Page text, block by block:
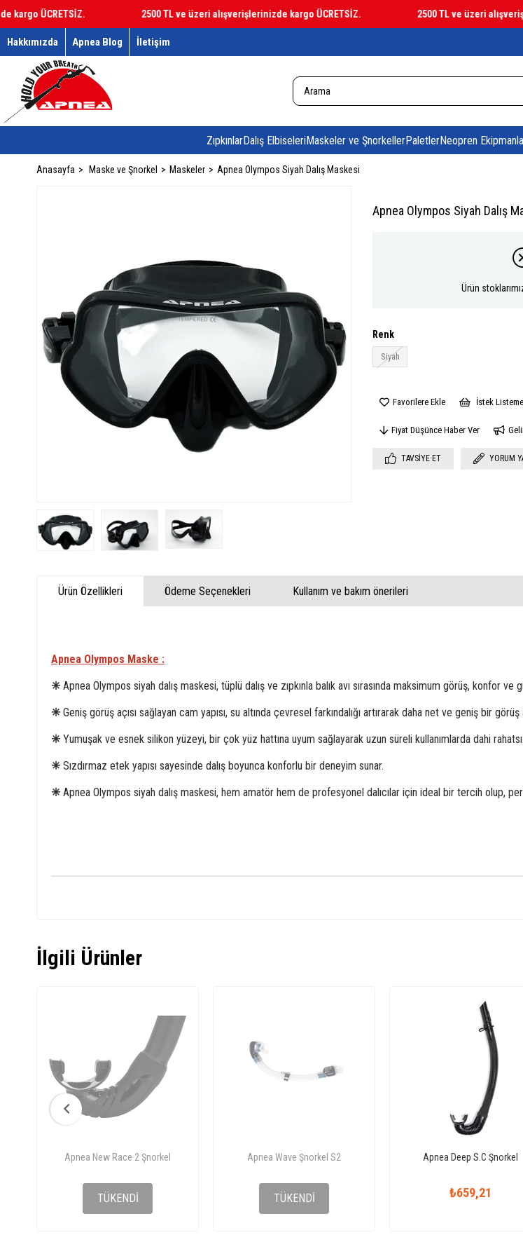
ÜCRETSİZ. 2500 TL ve üzeri alışverişlerinizde kargo ÜCRETSİZ. 2500 TL ve üzeri
Hakkımızda Apnea Blog İletişim
ZıpkınlarDalış ElbiseleriMaskeler ve ŞnorkellerPaletlerNeopren
Anasayfa Maske ve Şnorkel Maskeler Apnea Olympos Siyah Dalış Maskesi
Apnea Olympos Siyah Dalış
Ürün
Renk
Siyah
Favorilere Ekle İstek
Fiyat Düşünce Haber Ver
TAVSIYE ET YORUM
Ürün Özellikleri Ödeme Seçenekleri Kullanım ve bakım önerileri
Apnea Olympos Maske :
✳Apnea Olympos siyah dalış maskesi, tüplü dalış ve zıpkınla balık avı sırasında maksimum görüş, konfor ve
✳Geniş görüş açısı sağlayan cam yapısı, su altında çevresel farkındalığı artırarak daha net ve geniş bir görüş
✳Yumuşak ve esnek silikon yüzeyi, bir çok yüz hattına uyum sağlayarak uzun süreli kullanımlarda dahi
✳Sızdırmaz etek yapısı sayesinde dalış boyunca konforlu bir deneyim sunar.
✳Apnea Olympos siyah dalış maskesi, hem amatör hem de profesyonel dalıcılar için ideal bir tercih olup,
İlgili Ürünler
TÜKENDI
Apnea New Race 2 Şnorkel
₺714,15 TÜKENDI
Apnea Wave Şnorkel S2
₺824,02
Apnea Deep S.C Şnorkel
₺659,21